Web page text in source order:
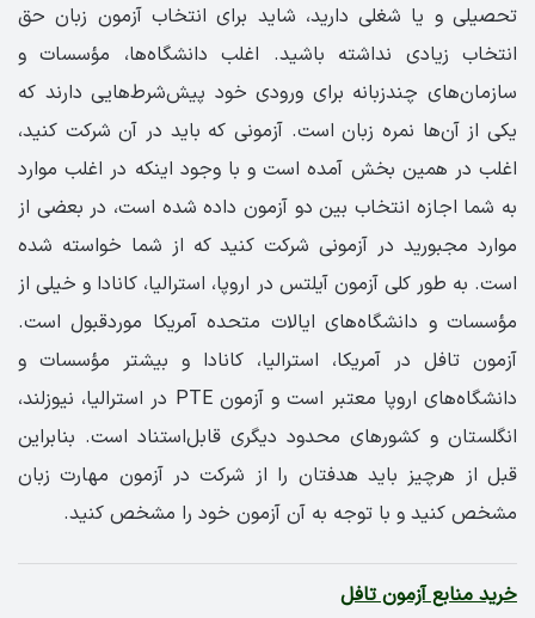
تحصیلی و یا شغلی دارید، شاید برای انتخاب آزمون زبان حق
انتخاب زیادی نداشته باشید. اغلب دانشگاه‌ها، مؤسسات و
سازمان‌های چندزبانه برای ورودی خود پیش‌شرط‌هایی دارند که
یکی از آن‌ها نمره زبان است. آزمونی که باید در آن شرکت کنید،
اغلب در همین بخش آمده است و با وجود اینکه در اغلب موارد
به شما اجازه انتخاب بین دو آزمون داده شده است، در بعضی از
موارد مجبورید در آزمونی شرکت کنید که از شما خواسته شده
است. به طور کلی آزمون آیلتس در اروپا، استرالیا، کانادا و خیلی از
مؤسسات و دانشگاه‌های ایالات متحده آمریکا موردقبول است.
آزمون تافل در آمریکا، استرالیا، کانادا و بیشتر مؤسسات و
دانشگاه‌های اروپا معتبر است و آزمون PTE در استرالیا، نیوزلند،
انگلستان و کشورهای محدود دیگری قابل‌استناد است. بنابراین
قبل از هرچیز باید هدفتان را از شرکت در آزمون مهارت زبان
مشخص کنید و با توجه به آن آزمون خود را مشخص کنید.
خرید منابع آزمون تافل